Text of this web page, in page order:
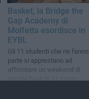
Basket, la Bridge the
Gap Academy di
Molfetta esordisce in
EYBL
Gli 11 studenti che ne fanno
parte si apprestano ad
affrontare un weekend di
grande basket a Lignano